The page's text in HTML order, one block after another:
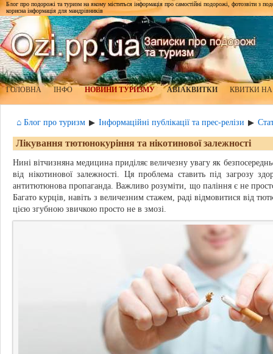
Блог про подорожі та туризм на якому міститься інформація про самостійні подорожі, фотозвіти з
корисна інформація для мандрівників
ГОЛОВНА ІНФО НОВИНИ ТУРИЗМУ АВІАКВИТКИ КВИТКИ
⌂ Блог про туризм ▶ Інформаційні публікації та прес-релізи ▶
Лікування тютюнокуріння та нікотинової залежності
Нині вітчизняна медицина приділяє величезну увагу як
від нікотинової залежності. Ця проблема ставить під загрозу
антитютюнова пропаганда. Важливо розуміти, що паління є не
Багато курців, навіть з величезним стажем, раді відмовитися від
цією згубною звичкою просто не в змозі.